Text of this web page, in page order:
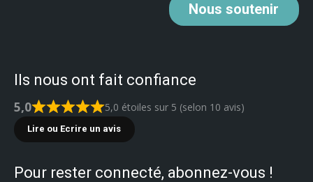
Noussoutenir
Ils nous ont fait confiance
5,0 5,0 étoiles sur 5 (selon 10 avis)
Lire ou Ecrire un avis
Pour rester connecté, abonnez-vous !